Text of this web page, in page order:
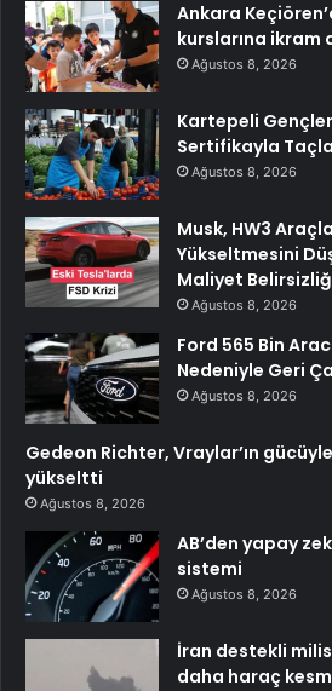
Ankara
kurslarına ikram
Ağustos 8, 2026
Kartepeli
Sertifikayla
Ağustos 8, 2026
Musk, HW3
Yükseltmesini
Maliyet
Ağustos 8, 2026
Ford 565 Bin
Nedeniyle Geri
Ağustos 8, 2026
Gedeon Richter, Vraylar’ın
yükseltti
Ağustos 8, 2026
AB’den yapay
sistemi
Ağustos 8, 2026
İran destekli
daha haraç